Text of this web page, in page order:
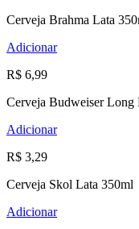
Cerveja Brahma Lata
Adicionar
R$ 6,99
Cerveja Budweiser Long
Adicionar
R$ 3,29
Cerveja Skol Lata 350ml
Adicionar